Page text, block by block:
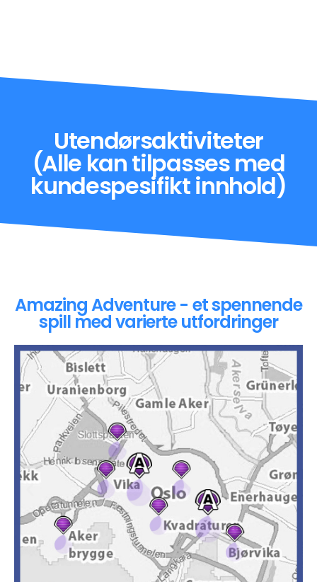
Utendørsaktiviteter
(Alle kan tilpasses med
kundespesifikt innhold)
Amazing Adventure - et spennende
spill med varierte utfordringer